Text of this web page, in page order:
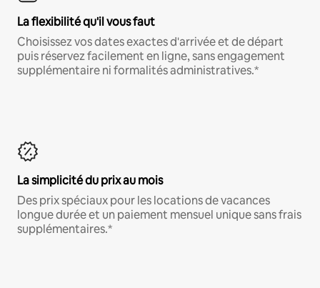
La flexibilité qu'il vous faut
Choisissez vos dates exactes d'arrivée et de départ
puis réservez facilement en ligne, sans engagement
supplémentaire ni formalités administratives.*
La simplicité du prix au mois
Des prix spéciaux pour les locations de vacances
longue durée et un paiement mensuel unique sans frais
supplémentaires.*